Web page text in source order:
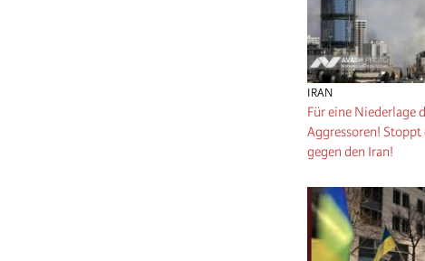
IRAN
Für eine Niederlage
Aggressoren! Stoppt
gegen den Iran!